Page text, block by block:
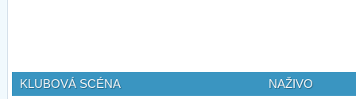
KLUBOVÁ SCÉNA NAŽIVO